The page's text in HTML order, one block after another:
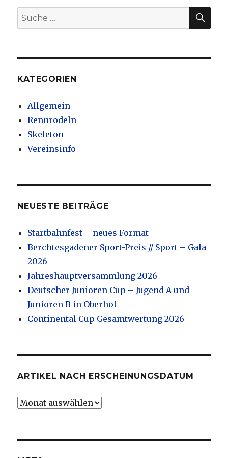
Suche
nach:
KATEGORIEN
Allgemein
Rennrodeln
Skeleton
Vereinsinfo
NEUESTE BEITRÄGE
Startbahnfest – neues Format
Berchtesgadener Sport-Preis // Sport – Gala
2026
Jahreshauptversammlung 2026
Deutscher Junioren Cup – Jugend A und
Junioren B in Oberhof
Continental Cup Gesamtwertung 2026
ARTIKEL NACH ERSCHEINUNGSDATUM
Artikel